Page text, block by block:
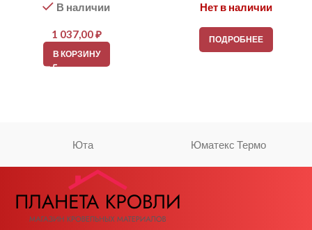
В наличии
1 037,00₽
В КОРЗИНУ
Нет в наличии
ПОДРОБНЕЕ
Юта Юматекс Термо